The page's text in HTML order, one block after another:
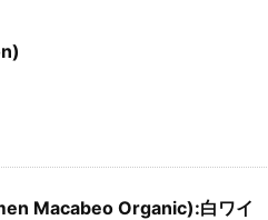
Macabeo Organic):白ワイ